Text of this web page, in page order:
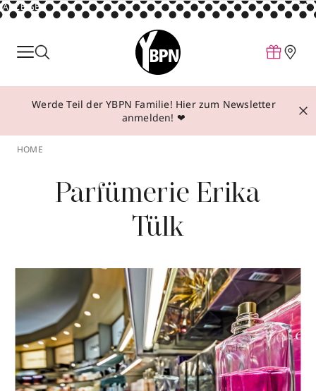
ANZEIGE
Parfum
Make-up
Behandlungen
Über YBPN
Werde Teil der YBPN Familie! Hier zum Newsletter
anmelden! ❤
HOME
Parfümerie Erika
Tülk